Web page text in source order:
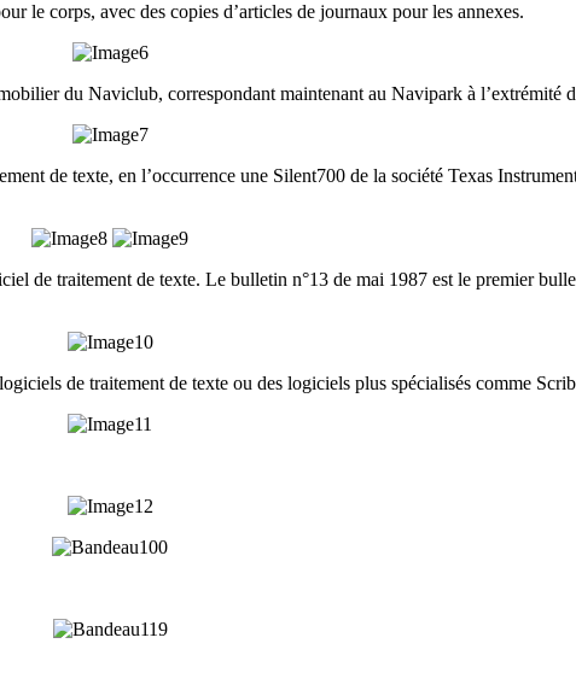
le corps, avec des copies d’articles de journaux pour les annexes.
du Naviclub, correspondant maintenant au Navipark à l’extrémité
de texte, en l’occurrence une Silent700 de la société Texas
de traitement de texte. Le bulletin n°13 de mai 1987 est le premier
de traitement de texte ou des logiciels plus spécialisés comme